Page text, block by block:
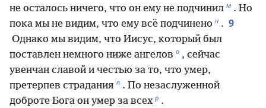
не осталось ничего, что он ему не подчинил м . Но
пока мы не видим, что ему всё подчинено н . 9
Однако мы видим, что Иисус, который был
поставлен немного ниже ангелов о , сейчас
увенчан славой и честью за то, что умер,
претерпев страдания п . По незаслуженной
доброте Бога он умер за всех р .